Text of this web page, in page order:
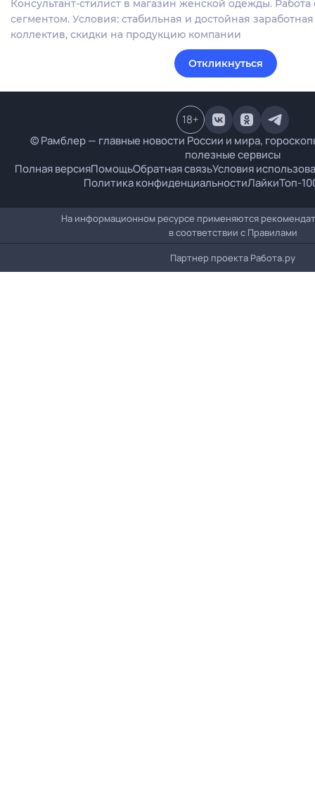
Консультант-стилист в магазин женской одежды.
сегментом. Условия: стабильная и достойная
коллектив, скидки на продукцию компании
Откликнуться
© Рамблер — главные новости России и мира,
полезные сервисы
Полная версияПомощьОбратная связьУсловия
Политика конфиденциальностиЛайкиТоп-
18+
На информационном ресурсе применяются
в соответствии с Правилами
Партнер проекта Работа.ру